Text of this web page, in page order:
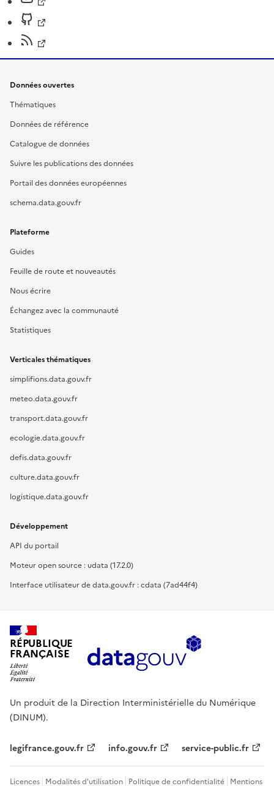
Données ouvertes
Thématiques
Données de référence
Catalogue de données
Suivre les publications des données
Portail des données européennes
schema.data.gouv.fr
Plateforme
Guides
Feuille de route et nouveautés
Nous écrire
Échangez avec la communauté
Statistiques
Verticales thématiques
simplifions.data.gouv.fr
meteo.data.gouv.fr
transport.data.gouv.fr
ecologie.data.gouv.fr
defis.data.gouv.fr
culture.data.gouv.fr
logistique.data.gouv.fr
Développement
API du portail
Moteur open source : udata (17.2.0)
Interface utilisateur de data.gouv.fr : cdata (7ad44f4)
RÉPUBLIQUE
FRANÇAISE
Un produit de la Direction Interministérielle du Numérique
(DINUM).
legifrance.gouv.fr info.gouv.fr service-public.fr
Licences Modalités d'utilisation Politique de confidentialité Mentions